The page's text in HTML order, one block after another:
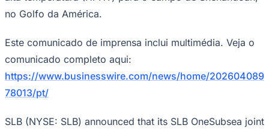
Para Sua Empresa
Guia de Empresas
Publicidade Legal
Negócios Regionais
Turismo
Parques & Represas
no Golfo da América.
Este comunicado de imprensa inclui multimédia. Veja o
comunicado completo aqui:
https://www.businesswire.com/news/home/202604089
78013/pt/
SLB (NYSE: SLB) announced that its SLB OneSubsea joint